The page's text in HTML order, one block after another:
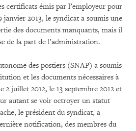
certificats émis par l’employeur pour
2013, le syndicat a soumis une
des documents manquants, mais il
de la part de l’administration.
des postiers (SNAP) a soumis
et les documents nécessaires à
2 juillet 2012, le 13 septembre 2012 et
autant se voir octroyer un statut
le président du syndicat, a
notification, des membres du